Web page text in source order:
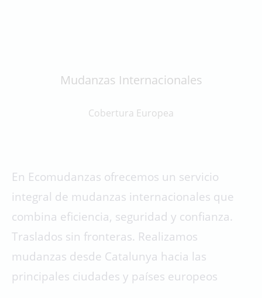
Mudanzas Internacionales
Cobertura Europea
En Ecomudanzas ofrecemos un servicio
integral de mudanzas internacionales que
combina eficiencia, seguridad y confianza.
Traslados sin fronteras. Realizamos
mudanzas desde Catalunya hacia las
principales ciudades y países europeos